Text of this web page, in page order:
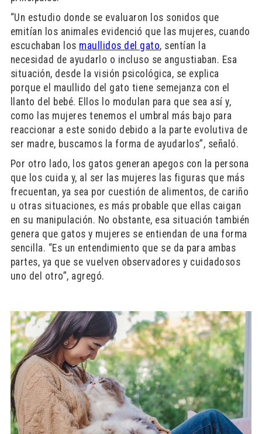
“Un estudio donde se evaluaron los sonidos que
emitían los animales evidenció que las mujeres, cuando
escuchaban los maullidos del gato, sentían la
necesidad de ayudarlo o incluso se angustiaban. Esa
situación, desde la visión psicológica, se explica
porque el maullido del gato tiene semejanza con el
llanto del bebé. Ellos lo modulan para que sea así y,
como las mujeres tenemos el umbral más bajo para
reaccionar a este sonido debido a la parte evolutiva de
ser madre, buscamos la forma de ayudarlos”, señaló.
Por otro lado, los gatos generan apegos con la persona
que los cuida y, al ser las mujeres las figuras que más
frecuentan, ya sea por cuestión de alimentos, de cariño
u otras situaciones, es más probable que ellas caigan
en su manipulación. No obstante, esa situación también
genera que gatos y mujeres se entiendan de una forma
sencilla. “Es un entendimiento que se da para ambas
partes, ya que se vuelven observadores y cuidadosos
uno del otro”, agregó.